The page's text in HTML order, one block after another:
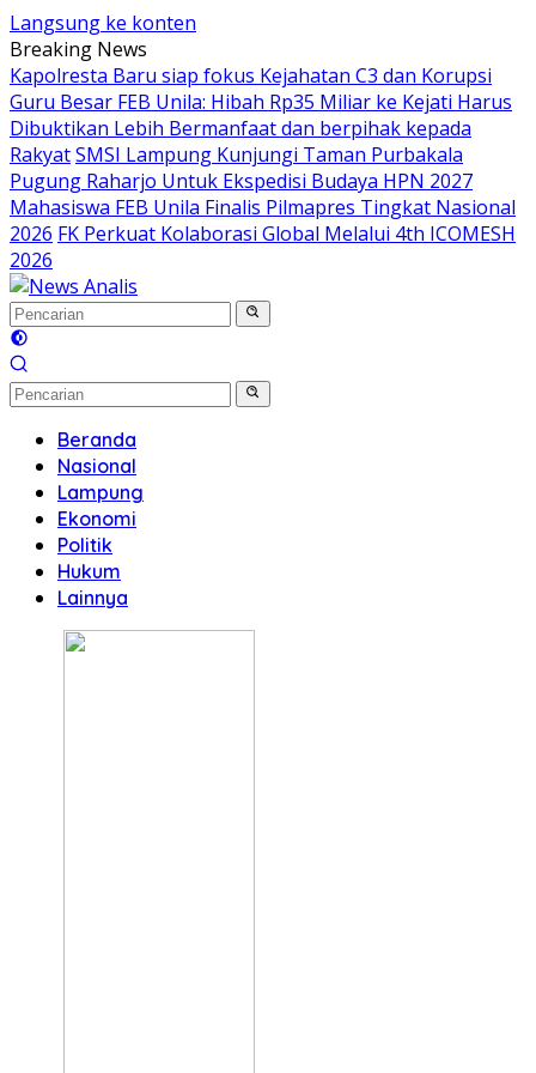
Langsung ke konten
Breaking News
Kapolresta Baru siap fokus Kejahatan C3 dan Korupsi
Guru Besar FEB Unila: Hibah Rp35 Miliar ke Kejati Harus
Dibuktikan Lebih Bermanfaat dan berpihak kepada
RakyatSMSI Lampung Kunjungi Taman Purbakala
Pugung Raharjo Untuk Ekspedisi Budaya HPN 2027
Mahasiswa FEB Unila Finalis Pilmapres Tingkat Nasional
2026 FK Perkuat Kolaborasi Global Melalui 4th ICOMESH
2026
Beranda
Nasional
Lampung
Ekonomi
Politik
Hukum
Lainnya